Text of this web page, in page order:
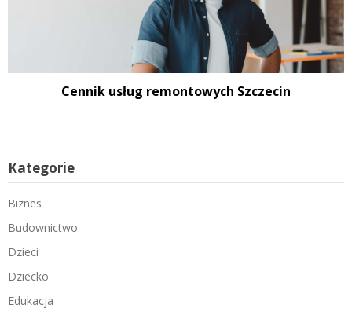
Cennik usług remontowych Szczecin
Kategorie
Biznes
Budownictwo
Dzieci
Dziecko
Edukacja